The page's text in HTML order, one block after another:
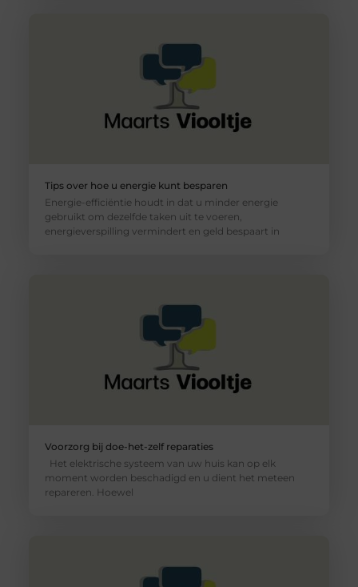
Tips over hoe u energie kunt besparen
Energie-efficiëntie houdt in dat u minder energie
gebruikt om dezelfde taken uit te voeren,
energieverspilling vermindert en geld bespaart in
Voorzorg bij doe-het-zelf reparaties
Het elektrische systeem van uw huis kan op elk
moment worden beschadigd en u dient het meteen
repareren. Hoewel